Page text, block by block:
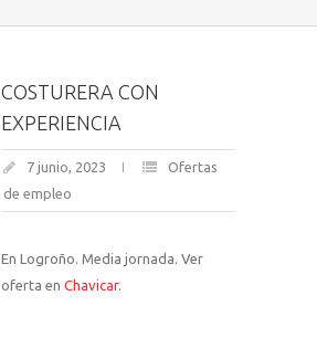
COSTURERA CON
EXPERIENCIA
7 junio, 2023
Ofertas
de empleo
En Logroño. Media jornada. Ver
oferta en Chavicar.